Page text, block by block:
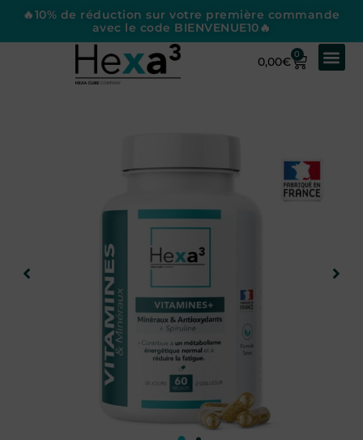
🔥10% de réduction sur votre première commande
avec le code BIENVENUE10🔥
0,00€
0